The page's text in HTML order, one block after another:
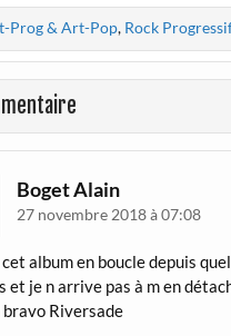
Prog & Art-Pop, Rock
Boget Alain
27 novembre 2018 à 07:08
album en boucle depuis
et je n arrive pas à m en
bravo Riversade